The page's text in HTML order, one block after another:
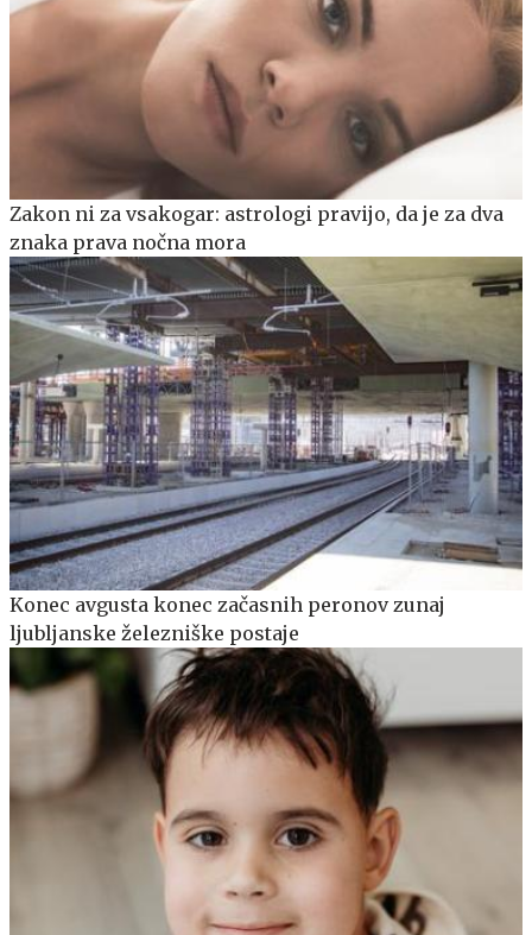
Zakon ni za vsakogar: astrologi pravijo, da je za dva
znaka prava nočna mora
Konec avgusta konec začasnih peronov zunaj
ljubljanske železniške postaje